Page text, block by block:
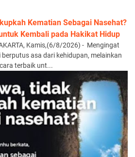
Kematian Sebagai Nasehat?
Kembali pada Hakikat Hidup
Kamis,(6/8/2026) - Mengingat
asa dari kehidupan, melainkan
cara terbaik unt...